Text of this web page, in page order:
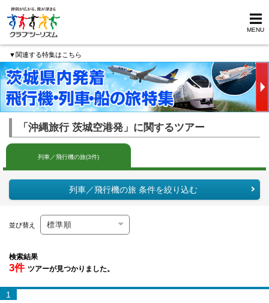
MENU
▼関連する特集はこちら
「沖縄旅行 茨城空港発」に関するツアー
列車／飛行機の旅(3件)
列車／飛行機の旅 条件を絞り込む
並び替え
検索結果
3件 ツアーが見つかりました。
1